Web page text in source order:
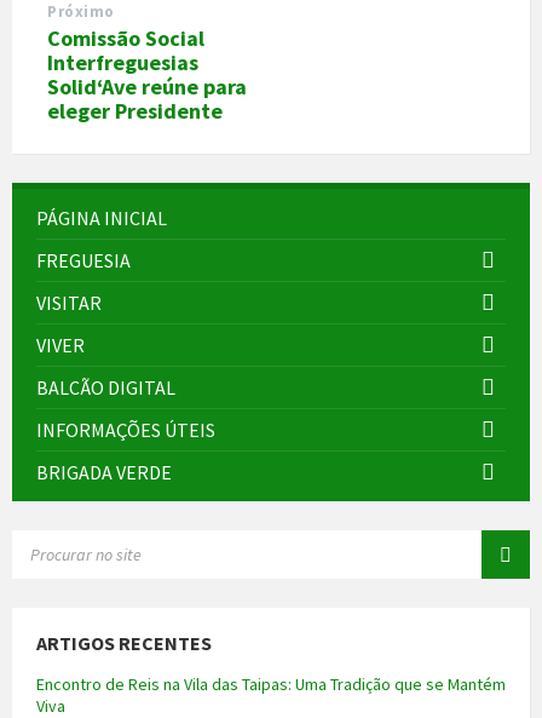
Próximo
Comissão Social
Interfreguesias
Solid‘Ave reúne para
eleger Presidente
PÁGINA INICIAL
FREGUESIA
VISITAR
VIVER
BALCÃO DIGITAL
INFORMAÇÕES ÚTEIS
BRIGADA VERDE
ARTIGOS RECENTES
Encontro de Reis na Vila das Taipas: Uma Tradição que se Mantém
Viva